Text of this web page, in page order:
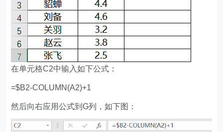
在单元格C2中输入如下公式：
=$B2-COLUMN(A2)+1
然后向右应用公式到G列，如下图：